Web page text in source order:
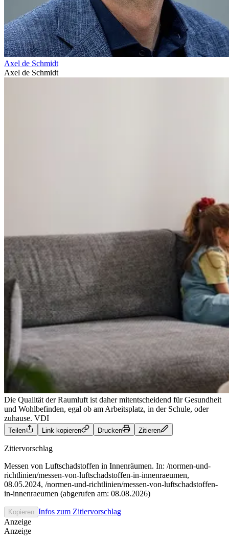
Axel de Schmidt
Axel de Schmidt
Die Qualität der Raumluft ist daher mitentscheidend für Gesundheit
und Wohlbefinden, egal ob am Arbeitsplatz, in der Schule, oder
zuhause. VDI
Teilen Link kopieren Drucken Zitieren
Zitiervorschlag
Messen von Luftschadstoffen in Innenräumen. In: /normen-und-
richtlinien/messen-von-luftschadstoffen-in-innenraeumen,
08.05.2024, /normen-und-richtlinien/messen-von-luftschadstoffen-
in-innenraeumen (abgerufen am: 08.08.2026)
Kopieren Infos zum Zitiervorschlag
Anzeige
Anzeige